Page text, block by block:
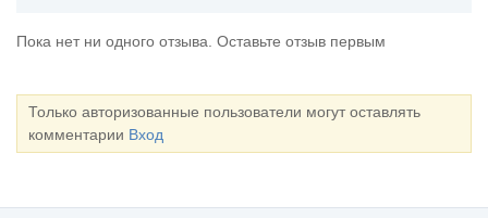
Пока нет ни одного отзыва. Оставьте отзыв первым
Только авторизованные пользователи могут оставлять
комментарии Вход